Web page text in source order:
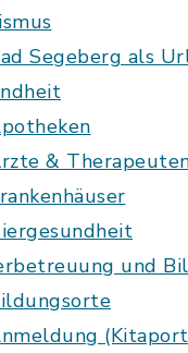
Segeberg als
&
und